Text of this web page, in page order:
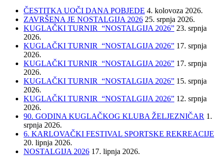
ČESTITKA UOČI DANA POBJEDE 4. kolovoza 2026.
ZAVRŠENA JE NOSTALGIJA 2026 25. srpnja 2026.
KUGLAČKI TURNIR “NOSTALGIJA 2026” 23. srpnja
2026.
KUGLAČKI TURNIR “NOSTALGIJA 2026” 17. srpnja
2026.
KUGLAČKI TURNIR “NOSTALGIJA 2026” 17. srpnja
2026.
KUGLAČKI TURNIR “NOSTALGIJA 2026” 15. srpnja
2026.
KUGLAČKI TURNIR “NOSTALGIJA 2026” 12. srpnja
2026.
90. GODINA KUGLAČKOG KLUBA ŽELJEZNIČAR 1.
srpnja 2026.
6. KARLOVAČKI FESTIVAL SPORTSKE REKREACIJE
20. lipnja 2026.
NOSTALGIJA 2026 17. lipnja 2026.